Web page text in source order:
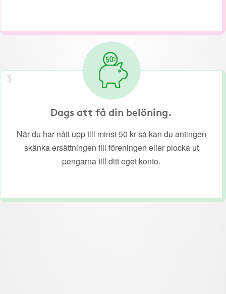
3
Dags att få din belöning.
När du har nått upp till minst 50 kr så kan du antingen
skänka ersättningen till föreningen eller plocka ut
pengarna till ditt eget konto.